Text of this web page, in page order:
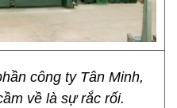
công ty Tân Minh,
về là sự rắc rối.